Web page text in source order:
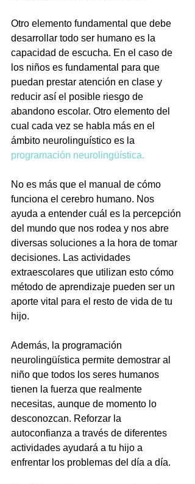
Otro elemento fundamental que debe
desarrollar todo ser humano es la
capacidad de escucha. En el caso de
los niños es fundamental para que
puedan prestar atención en clase y
reducir así el posible riesgo de
abandono escolar. Otro elemento del
cual cada vez se habla más en el
ámbito neurolinguístico es la
programación neurolingüística.
No es más que el manual de cómo
funciona el cerebro humano. Nos
ayuda a entender cuál es la percepción
del mundo que nos rodea y nos abre
diversas soluciones a la hora de tomar
decisiones. Las actividades
extraescolares que utilizan esto cómo
método de aprendizaje pueden ser un
aporte vital para el resto de vida de tu
hijo.
Además, la programación
neurolingüística permite demostrar al
niño que todos los seres humanos
tienen la fuerza que realmente
necesitas, aunque de momento lo
desconozcan. Reforzar la
autoconfianza a través de diferentes
actividades ayudará a tu hijo a
enfrentar los problemas del día a día.